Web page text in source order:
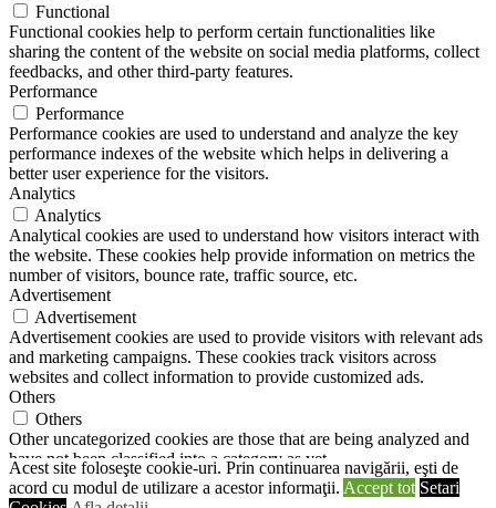
Acest site foloseşte cookie-uri. Prin continuarea navigării, eşti de
acord cu modul de utilizare a acestor informaţii. Accept tot Setari
Functional
Functional cookies help to perform certain functionalities like
sharing the content of the website on social media platforms, collect
feedbacks, and other third-party features.
Performance
Performance
Performance cookies are used to understand and analyze the key
performance indexes of the website which helps in delivering a
better user experience for the visitors.
Analytics
Analytics
Analytical cookies are used to understand how visitors interact with
the website. These cookies help provide information on metrics the
number of visitors, bounce rate, traffic source, etc.
Advertisement
Advertisement
Advertisement cookies are used to provide visitors with relevant ads
and marketing campaigns. These cookies track visitors across
websites and collect information to provide customized ads.
Others
Others
Other uncategorized cookies are those that are being analyzed and
have not been classified into a category as yet.
SALVEAZĂ ȘI ACCEPTĂ
Propulsat de